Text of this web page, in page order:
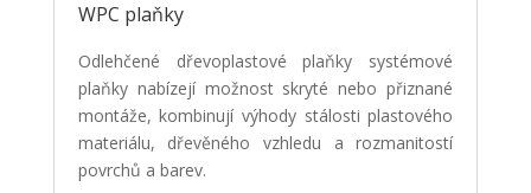
WPC plaňky
Odlehčené dřevoplastové plaňky systémové
plaňky nabízejí možnost skryté nebo přiznané
montáže, kombinují výhody stálosti plastového
materiálu, dřevěného vzhledu a rozmanitostí
povrchů a barev.